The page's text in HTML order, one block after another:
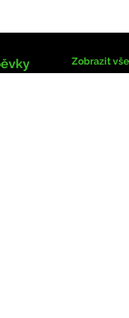
Zobrazit vše